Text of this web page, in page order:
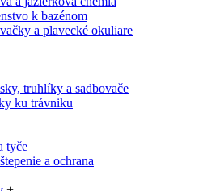
k bazénom
a plavecké okuliare
truhlíky a sadbovače
ku trávniku
tyče
a ochrana